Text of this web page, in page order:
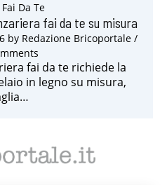
Da Te
fai da te su misura
by Redazione Bricoportale /
fai da te richiede la
in legno su misura,